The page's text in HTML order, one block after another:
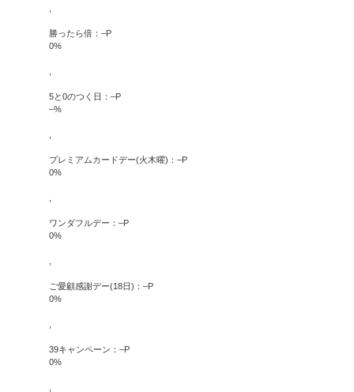
勝ったら倍： –P
0%
5と0のつく日： –P
–%
プレミアムカードデー(火木曜)： –P
0%
ワンダフルデー： –P
0%
ご愛顧感謝デー(18日)： –P
0%
39キャンペーン： –P
0%